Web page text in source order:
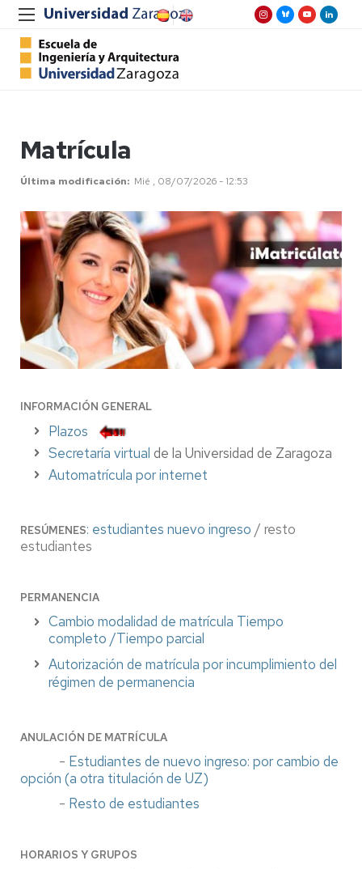
Matrícula
Última modificación Mié , 08/07/2026 - 12:53
INFORMACIÓN GENERAL
Plazos
Secretaría virtual de la Universidad de Zaragoza
Automatrícula por internet
RESÚMENES: estudiantes nuevo ingreso / resto
estudiantes
PERMANENCIA
Cambio modalidad de matrícula Tiempo
completo /Tiempo parcial
Autorización de matrícula por incumplimiento del
régimen de permanencia
ANULACIÓN DE MATRÍCULA
- Estudiantes de nuevo ingreso: por cambio de
opción (a otra titulación de UZ)
- Resto de estudiantes
HORARIOS Y GRUPOS